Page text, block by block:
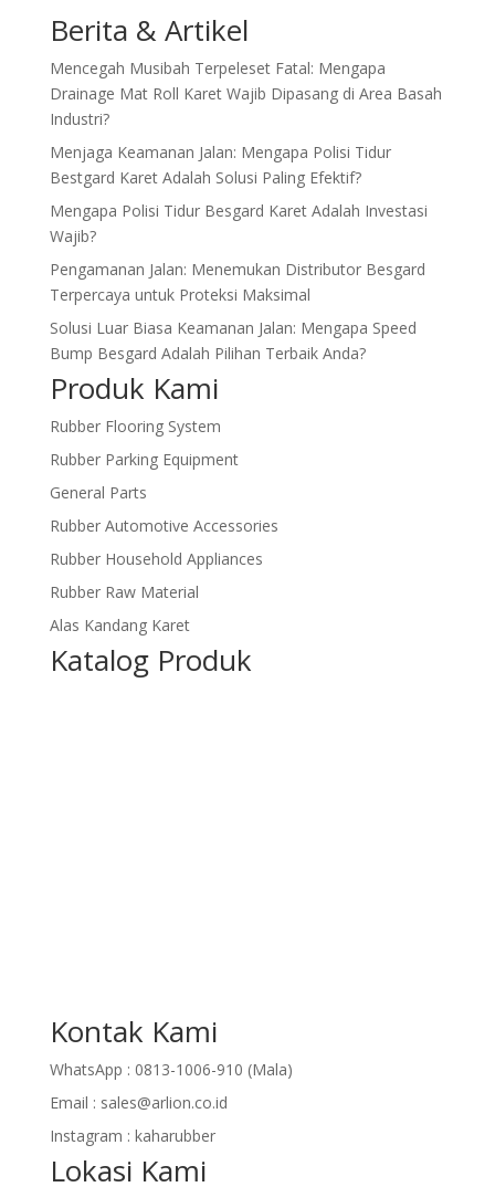
Berita & Artikel
Mencegah Musibah Terpeleset Fatal: Mengapa
Drainage Mat Roll Karet Wajib Dipasang di Area Basah
Industri?
Menjaga Keamanan Jalan: Mengapa Polisi Tidur
Bestgard Karet Adalah Solusi Paling Efektif?
Mengapa Polisi Tidur Besgard Karet Adalah Investasi
Wajib?
Pengamanan Jalan: Menemukan Distributor Besgard
Terpercaya untuk Proteksi Maksimal
Solusi Luar Biasa Keamanan Jalan: Mengapa Speed
Bump Besgard Adalah Pilihan Terbaik Anda?
Produk Kami
Rubber Flooring System
Rubber Parking Equipment
General Parts
Rubber Automotive Accessories
Rubber Household Appliances
Rubber Raw Material
Alas Kandang Karet
Katalog Produk
Kontak Kami
WhatsApp : 0813-1006-910 (Mala)
Email : sales@arlion.co.id
Instagram : kaharubber
Lokasi Kami